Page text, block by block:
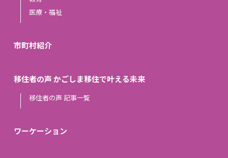
医療・福祉
市町村紹介
移住者の声 かごしま移住で叶える未来
移住者の声 記事一覧
ワーケーション